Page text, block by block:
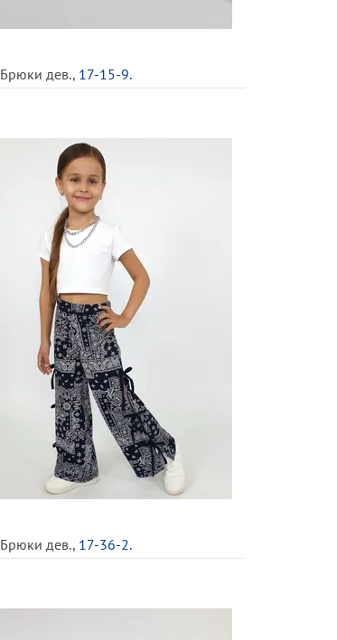
Брюки дев., 17-15-9.
Брюки дев., 17-36-2.